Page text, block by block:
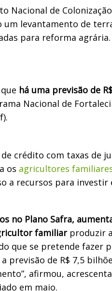
Nacional de
um levantamento de
para reforma agrária.
há uma previsão de
Nacional de
crédito com taxas de
os agricultores
a recursos para investir
no Plano Safra,
familiarproduzir
que se pretende fazer
previsão de R$ 7,5
afirmou,
em maio.